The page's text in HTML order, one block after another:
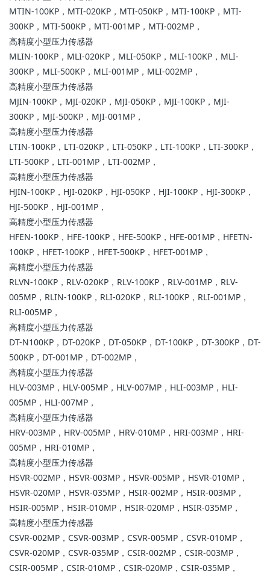
MTIN-100KP，MTI-020KP，MTI-050KP，MTI-100KP，MTI-
300KP，MTI-500KP，MTI-001MP，MTI-002MP，
高精度小型压力传感器
MLIN-100KP，MLI-020KP，MLI-050KP，MLI-100KP，MLI-
300KP，MLI-500KP，MLI-001MP，MLI-002MP，
高精度小型压力传感器
MJIN-100KP，MJI-020KP，MJI-050KP，MJI-100KP，MJI-
300KP，MJI-500KP，MJI-001MP，
高精度小型压力传感器
LTIN-100KP，LTI-020KP，LTI-050KP，LTI-100KP，LTI-300KP，
LTI-500KP，LTI-001MP，LTI-002MP，
高精度小型压力传感器
HJIN-100KP，HJI-020KP，HJI-050KP，HJI-100KP，HJI-300KP，
HJI-500KP，HJI-001MP，
高精度小型压力传感器
HFEN-100KP，HFE-100KP，HFE-500KP，HFE-001MP，HFETN-
100KP，HFET-100KP，HFET-500KP，HFET-001MP，
高精度小型压力传感器
RLVN-100KP，RLV-020KP，RLV-100KP，RLV-001MP，RLV-
005MP，RLIN-100KP，RLI-020KP，RLI-100KP，RLI-001MP，
RLI-005MP，
高精度小型压力传感器
DT-N100KP，DT-020KP，DT-050KP，DT-100KP，DT-300KP，DT-
500KP，DT-001MP，DT-002MP，
高精度小型压力传感器
HLV-003MP，HLV-005MP，HLV-007MP，HLI-003MP，HLI-
005MP，HLI-007MP，
高精度小型压力传感器
HRV-003MP，HRV-005MP，HRV-010MP，HRI-003MP，HRI-
005MP，HRI-010MP，
高精度小型压力传感器
HSVR-002MP，HSVR-003MP，HSVR-005MP，HSVR-010MP，
HSVR-020MP，HSVR-035MP，HSIR-002MP，HSIR-003MP，
HSIR-005MP，HSIR-010MP，HSIR-020MP，HSIR-035MP，
高精度小型压力传感器
CSVR-002MP，CSVR-003MP，CSVR-005MP，CSVR-010MP，
CSVR-020MP，CSVR-035MP，CSIR-002MP，CSIR-003MP，
CSIR-005MP，CSIR-010MP，CSIR-020MP，CSIR-035MP，